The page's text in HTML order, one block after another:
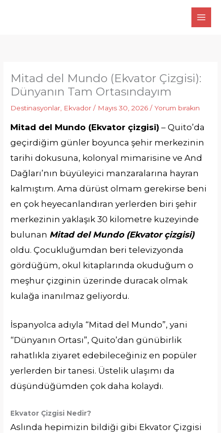
Mitad del Mundo (Ekvator Çizgisi):
Dünyanın Tam Ortasındayım
Destinasyonlar, Ekvador / Mayıs 30, 2026/Yorum bırakın
Mitad del Mundo (Ekvator çizgisi) – Quito’da
geçirdiğim günler boyunca şehir merkezinin
tarihi dokusuna, kolonyal mimarisine ve And
Dağları’nın büyüleyici manzaralarına hayran
kalmıştım. Ama dürüst olmam gerekirse beni
en çok heyecanlandıran yerlerden biri şehir
merkezinin yaklaşık 30 kilometre kuzeyinde
bulunan Mitad del Mundo (Ekvator çizgisi)
oldu. Çocukluğumdan beri televizyonda
gördüğüm, okul kitaplarında okuduğum o
meşhur çizginin üzerinde duracak olmak
kulağa inanılmaz geliyordu.
İspanyolca adıyla “Mitad del Mundo”, yani
“Dünyanın Ortası”, Quito’dan günübirlik
rahatlıkla ziyaret edebileceğiniz en popüler
yerlerden bir tanesi. Üstelik ulaşımı da
düşündüğümden çok daha kolaydı.
Ekvator Çizgisi Nedir?
Aslında hepimizin bildiği gibi Ekvator Çizgisi